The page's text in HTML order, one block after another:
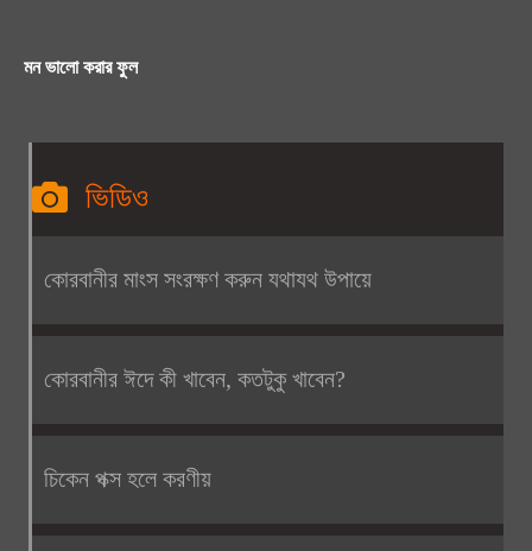
মন ভালো করার ফুল
ভিডিও
কোরবানীর মাংস সংরক্ষণ করুন যথাযথ উপায়ে
কোরবানীর ঈদে কী খাবেন, কতটুকু খাবেন?
চিকেন পক্স হলে করণীয়